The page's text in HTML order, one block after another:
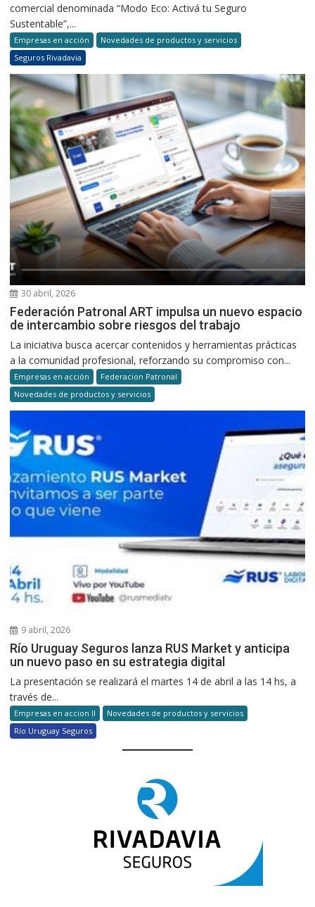
comercial denominada “Modo Eco: Activá tu Seguro
Sustentable”,...
Empresas en acción
Novedades de productos y servicios
Seguros Rivadavia
30 abril, 2026
Federación Patronal ART impulsa un nuevo espacio
de intercambio sobre riesgos del trabajo
La iniciativa busca acercar contenidos y herramientas prácticas
a la comunidad profesional, reforzando su compromiso con...
Empresas en acción
Federacion Patronal
Novedades de productos y servicios
9 abril, 2026
Río Uruguay Seguros lanza RUS Market y anticipa
un nuevo paso en su estrategia digital
La presentación se realizará el martes 14 de abril a las 14 hs, a
través de...
Empresas en accion II
Novedades de productos y servicios
Río Uruguay Seguros